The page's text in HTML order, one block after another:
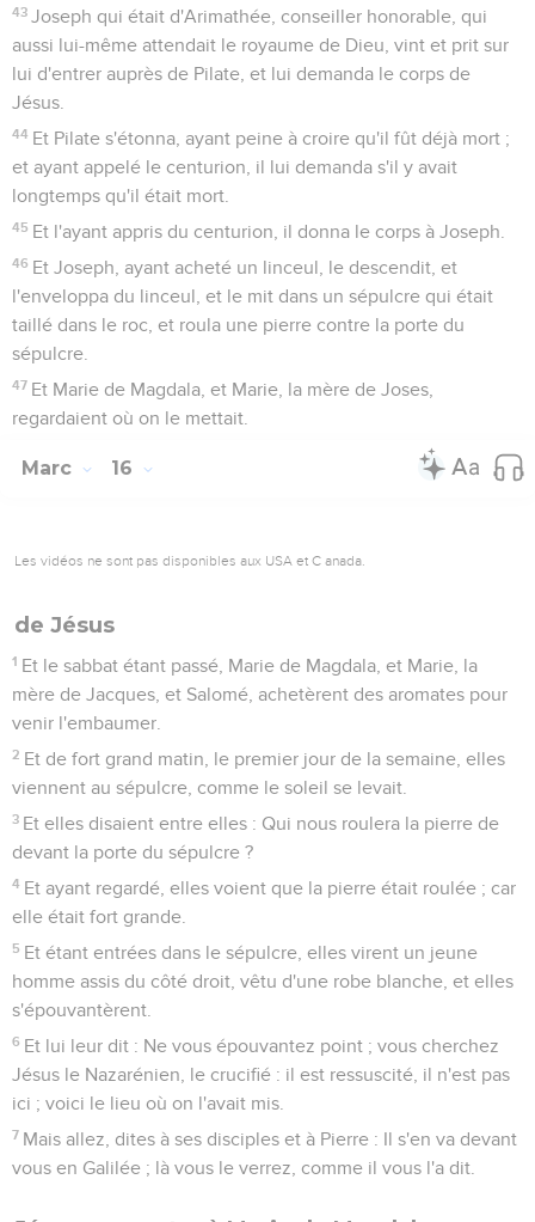
43 Joseph qui était d'Arimathée, conseiller honorable, qui
aussi lui-même attendait le royaume de Dieu, vint et prit sur
lui d'entrer auprès de Pilate, et lui demanda le corps de
Jésus.
44 Et Pilate s'étonna, ayant peine à croire qu'il fût déjà mort ;
et ayant appelé le centurion, il lui demanda s'il y avait
longtemps qu'il était mort.
45 Et l'ayant appris du centurion, il donna le corps à Joseph.
46 Et Joseph, ayant acheté un linceul, le descendit, et
l'enveloppa du linceul, et le mit dans un sépulcre qui était
taillé dans le roc, et roula une pierre contre la porte du
sépulcre.
47 Et Marie de Magdala, et Marie, la mère de Joses,
regardaient où on le mettait.
Marc 16
Les vidéos ne sont pas disponibles aux USA et C anada.
de Jésus
1 Et le sabbat étant passé, Marie de Magdala, et Marie, la
mère de Jacques, et Salomé, achetèrent des aromates pour
venir l'embaumer.
2 Et de fort grand matin, le premier jour de la semaine, elles
viennent au sépulcre, comme le soleil se levait.
3 Et elles disaient entre elles : Qui nous roulera la pierre de
devant la porte du sépulcre ?
4 Et ayant regardé, elles voient que la pierre était roulée ; car
elle était fort grande.
5 Et étant entrées dans le sépulcre, elles virent un jeune
homme assis du côté droit, vêtu d'une robe blanche, et elles
s'épouvantèrent.
6 Et lui leur dit : Ne vous épouvantez point ; vous cherchez
Jésus le Nazarénien, le crucifié : il est ressuscité, il n'est pas
ici ; voici le lieu où on l'avait mis.
7 Mais allez, dites à ses disciples et à Pierre : Il s'en va devant
vous en Galilée ; là vous le verrez, comme il vous l'a dit.